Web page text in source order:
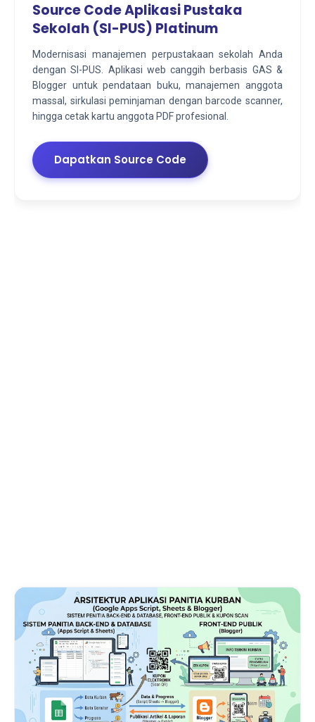
Source Code Aplikasi Pustaka
Sekolah (SI-PUS) Platinum
Modernisasi manajemen perpustakaan sekolah Anda
dengan SI-PUS. Aplikasi web canggih berbasis GAS &
Blogger untuk pendataan buku, manajemen anggota
massal, sirkulasi peminjaman dengan barcode scanner,
hingga cetak kartu anggota PDF profesional.
Dapatkan Source Code